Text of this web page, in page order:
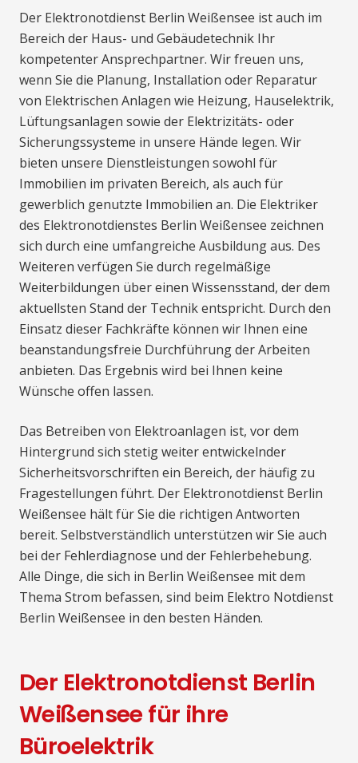
Der Elektronotdienst Berlin Weißensee ist auch im
Bereich der Haus- und Gebäudetechnik Ihr
kompetenter Ansprechpartner. Wir freuen uns,
wenn Sie die Planung, Installation oder Reparatur
von Elektrischen Anlagen wie Heizung, Hauselektrik,
Lüftungsanlagen sowie der Elektrizitäts- oder
Sicherungssysteme in unsere Hände legen. Wir
bieten unsere Dienstleistungen sowohl für
Immobilien im privaten Bereich, als auch für
gewerblich genutzte Immobilien an. Die Elektriker
des Elektronotdienstes Berlin Weißensee zeichnen
sich durch eine umfangreiche Ausbildung aus. Des
Weiteren verfügen Sie durch regelmäßige
Weiterbildungen über einen Wissensstand, der dem
aktuellsten Stand der Technik entspricht. Durch den
Einsatz dieser Fachkräfte können wir Ihnen eine
beanstandungsfreie Durchführung der Arbeiten
anbieten. Das Ergebnis wird bei Ihnen keine
Wünsche offen lassen.
Das Betreiben von Elektroanlagen ist, vor dem
Hintergrund sich stetig weiter entwickelnder
Sicherheitsvorschriften ein Bereich, der häufig zu
Fragestellungen führt. Der Elektronotdienst Berlin
Weißensee hält für Sie die richtigen Antworten
bereit. Selbstverständlich unterstützen wir Sie auch
bei der Fehlerdiagnose und der Fehlerbehebung.
Alle Dinge, die sich in Berlin Weißensee mit dem
Thema Strom befassen, sind beim Elektro Notdienst
Berlin Weißensee in den besten Händen.
Der Elektronotdienst Berlin
Weißensee für ihre
Büroelektrik